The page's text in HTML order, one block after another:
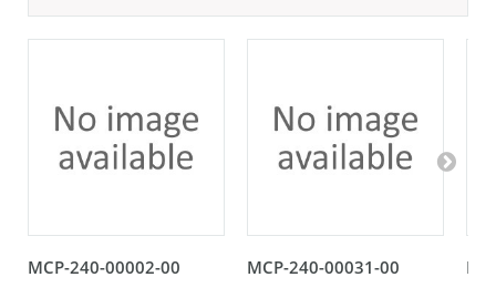
MCP-240-00002-00 MCP-240-00031-00